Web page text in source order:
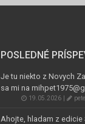
POSLEDNÉ
Je tu niekto z Novych
sa mi na
19.05.2026 |
Ahojte, hladam z edicie